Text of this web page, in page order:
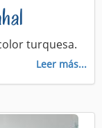
turquesa.
Leer más...